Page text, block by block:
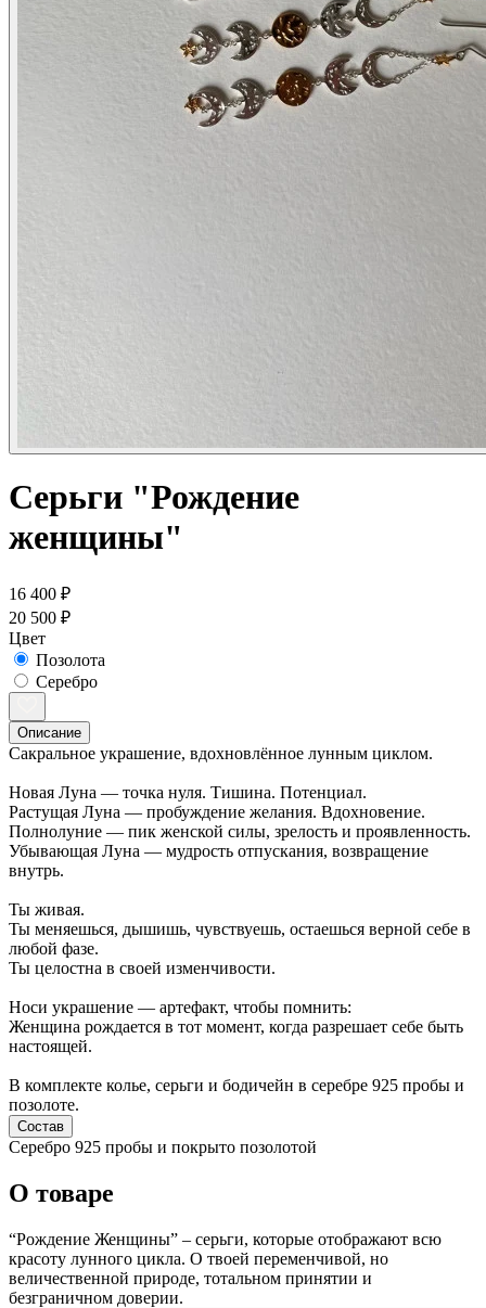
Серьги "Рождение
женщины"
16 400 ₽
20 500 ₽
Цвет
Позолота
Серебро
Описание
Сакральное украшение, вдохновлённое лунным циклом.
Новая Луна — точка нуля. Тишина. Потенциал.
Растущая Луна — пробуждение желания. Вдохновение.
Полнолуние — пик женской силы, зрелость и проявленность.
Убывающая Луна — мудрость отпускания, возвращение
внутрь.
Ты живая.
Ты меняешься, дышишь, чувствуешь, остаешься верной себе в
любой фазе.
Ты целостна в своей изменчивости.
Носи украшение — артефакт, чтобы помнить:
Женщина рождается в тот момент, когда разрешает себе быть
настоящей.
В комплекте колье, серьги и бодичейн в серебре 925 пробы и
позолоте.
Состав
Серебро 925 пробы и покрыто позолотой
О товаре
“Рождение Женщины” – серьги, которые отображают всю
красоту лунного цикла. О твоей переменчивой, но
величественной природе, тотальном принятии и
безграничном доверии.